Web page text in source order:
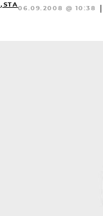
06.09.2008 @ 10:38